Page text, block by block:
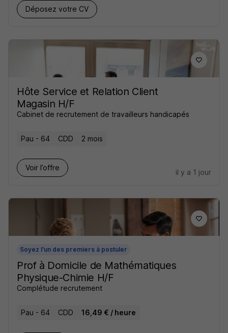
Déposez votre CV
Hôte Service et Relation Client
Magasin H/F
Cabinet de recrutement de travailleurs handicapés
Pau - 64 CDD 2 mois
Voir l’offre
il y a 1 jour
Soyez l'un des premiers à postuler
Prof à Domicile de Mathématiques
Physique-Chimie H/F
Complétude recrutement
Pau - 64 CDD 16,49 € / heure